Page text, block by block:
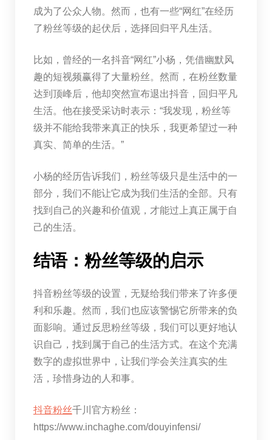
成为了公众人物。然而，也有一些“网红”在经历
了粉丝等级的起伏后，选择回归平凡生活。
比如，曾经的一名抖音“网红”小杨，凭借幽默风
趣的短视频赢得了大量粉丝。然而，在粉丝数量
达到顶峰后，他却突然宣布退出抖音，回归平凡
生活。他在接受采访时表示：“我发现，粉丝等
级并不能给我带来真正的快乐，我更希望过一种
真实、简单的生活。”
小杨的经历告诉我们，粉丝等级只是生活中的一
部分，我们不能让它成为我们生活的全部。只有
找到自己的兴趣和价值观，才能过上真正属于自
己的生活。
结语：粉丝等级的启示
抖音粉丝等级的设置，无疑给我们带来了许多便
利和乐趣。然而，我们也应该警惕它所带来的负
面影响。通过反思粉丝等级，我们可以更好地认
识自己，找到属于自己的生活方式。在这个充满
数字的虚拟世界中，让我们学会关注真实的生
活，珍惜身边的人和事。
抖音粉丝千川官方粉丝：
https://www.inchaghe.com/douyinfensi/